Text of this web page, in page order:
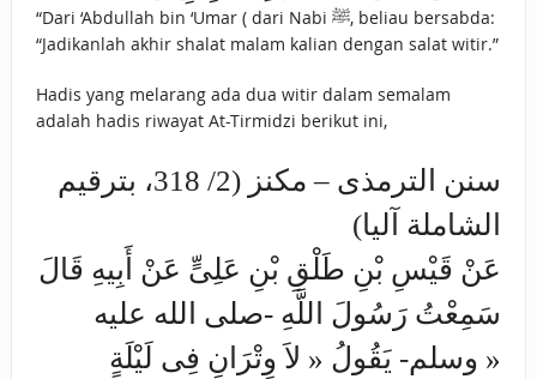
“Dari ‘Abdullah bin ‘Umar ( dari Nabi ﷺ, beliau bersabda:
“Jadikanlah akhir shalat malam kalian dengan salat witir.”
Hadis yang melarang ada dua witir dalam semalam
adalah hadis riwayat At-Tirmidzi berikut ini,
سنن الترمذى – مكنز (2/ 318، بترقيم
الشاملة آليا)
عَنْ قَيْسِ بْنِ طَلْقِ بْنِ عَلِىٍّ عَنْ أَبِيهِ قَالَ
سَمِعْتُ رَسُولَ اللَّهِ -صلى الله عليه
وسلم- يَقُولُ « لاَ وِتْرَانِ فِى لَيْلَةٍ »